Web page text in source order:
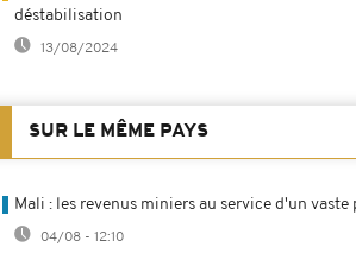
déstabilisation
13/08/2024
SUR LE MÊME PAYS
Mali : les revenus miniers au service d'un
04/08 - 12:10